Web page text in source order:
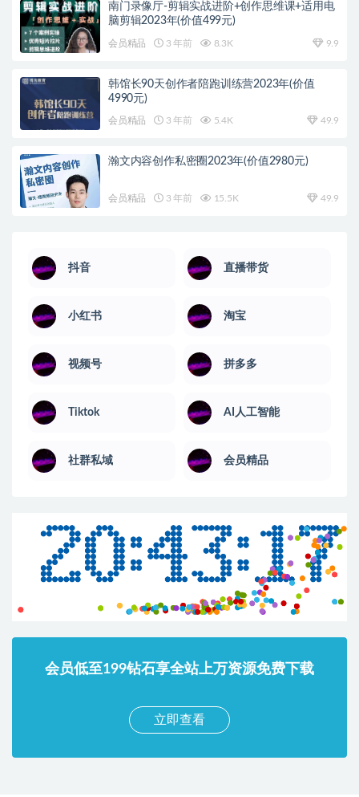
南门录像厅-剪辑实战进阶+创作思维课+适用电
脑剪辑2023年(价值499元)
会员精品 3 年前 8.3K 9.9
韩馆长90天创作者陪跑训练营2023年(价值
4990元)
会员精品 3 年前 5.4K 49.9
瀚文内容创作私密圈2023年(价值2980元)
会员精品 3 年前 15.5K 49.9
抖音 直播带货
小红书 淘宝
视频号 拼多多
Tiktok AI人工智能
社群私域 会员精品
会员低至199钻石享全站上万资源免费下载
立即查看